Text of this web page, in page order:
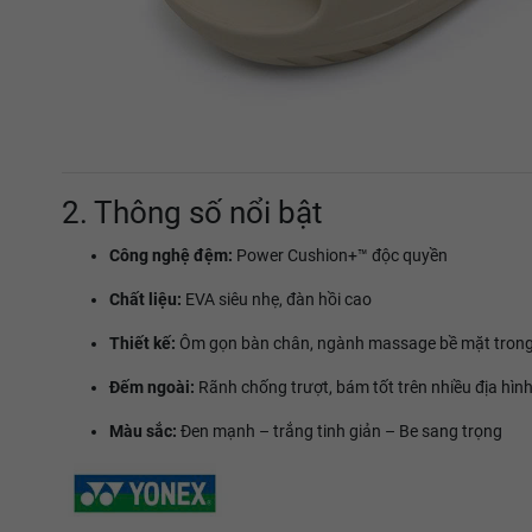
2. Thông số nổi bật
Công nghệ đệm: Power Cushion+™ độc quyền
Chất liệu: EVA siêu nhẹ, đàn hồi cao
Thiết kế: Ôm gọn bàn chân, ngành massage bề mặt
Đếm ngoài: Rãnh chống trượt, bám tốt trên nhiều địa hình
Màu sắc: Đen mạnh – trắng tinh giản – Be sang trọng